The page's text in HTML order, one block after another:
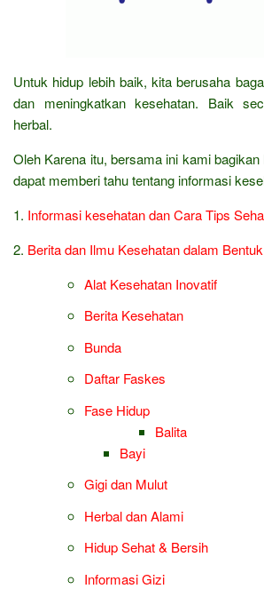
Untuk hidup lebih baik, kita berusaha
dan meningkatkan kesehatan. Baik
herbal.
Oleh Karena itu, bersama ini kami
dapat memberi tahu tentang informasi
1. Informasi kesehatan dan Cara Tips
2. Berita dan Ilmu Kesehatan dalam
Alat Kesehatan Inovatif
Berita Kesehatan
Bunda
Daftar Faskes
Fase Hidup
Balita
Bayi
Gigi dan Mulut
Herbal dan Alami
Hidup Sehat & Bersih
Informasi Gizi